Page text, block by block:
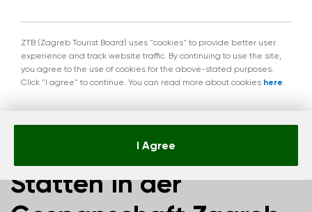
Top 10 historischer
Stätten in der
ZTB (Zagreb Tourist Board) uses "cookies" to provide better user
experience and track website traffic. By continuing to use the site,
you agree to the use of cookies for the above-stated purposes.
Click "I agree" to continue. You can read more about cookies here.
I Agree